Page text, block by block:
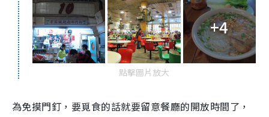
+4
點擊圖片放大
為免摸門釘，要覓食的話就要留意餐廳的開放時間了，